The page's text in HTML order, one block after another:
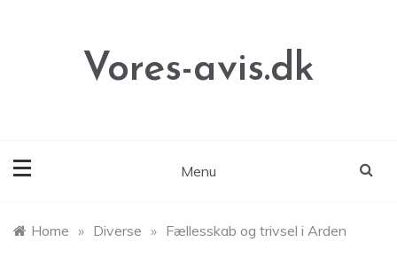
Vores-avis.dk
Menu
Home » Diverse » Fællesskab og trivsel i Arden